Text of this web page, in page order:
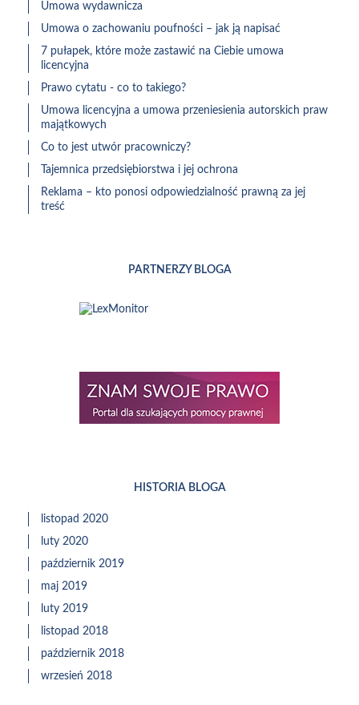
Umowa wydawnicza
Umowa o zachowaniu poufności – jak ją napisać
7 pułapek, które może zastawić na Ciebie umowa
licencyjna
Prawo cytatu - co to takiego?
Umowa licencyjna a umowa przeniesienia autorskich praw
majątkowych
Co to jest utwór pracowniczy?
Tajemnica przedsiębiorstwa i jej ochrona
Reklama – kto ponosi odpowiedzialność prawną za jej
treść
PARTNERZY BLOGA
HISTORIA BLOGA
listopad 2020
luty 2020
październik 2019
maj 2019
luty 2019
listopad 2018
październik 2018
wrzesień 2018